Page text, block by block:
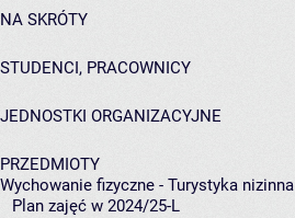
NA SKRÓTY
STUDENCI, PRACOWNICY
JEDNOSTKI ORGANIZACYJNE
PRZEDMIOTY
Wychowanie fizyczne - Turystyka nizinna
Plan zajęć w 2024/25-L